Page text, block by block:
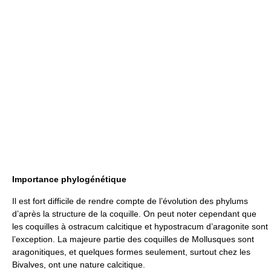
Importance phylogénétique
Il est fort difficile de rendre compte de l’évolution des phylums
d’après la structure de la coquille. On peut noter cependant que
les coquilles à ostracum calcitique et hypostracum d’aragonite sont
l’exception. La majeure partie des coquilles de Mollusques sont
aragonitiques, et quelques formes seulement, surtout chez les
Bivalves, ont une nature calcitique.